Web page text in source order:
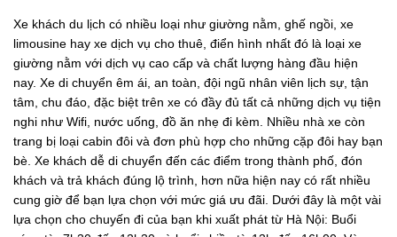
Xe khách du lịch có nhiều loại như giường nằm, ghế ngồi, xe
limousine hay xe dịch vụ cho thuê, điển hình nhất đó là loại xe
giường nằm với dịch vụ cao cấp và chất lượng hàng đầu hiện
nay. Xe di chuyển êm ái, an toàn, đội ngũ nhân viên lịch sự, tận
tâm, chu đáo, đặc biệt trên xe có đầy đủ tất cả những dịch vụ tiện
nghi như Wifi, nước uống, đồ ăn nhẹ đi kèm. Nhiều nhà xe còn
trang bị loại cabin đôi và đơn phù hợp cho những cặp đôi hay bạn
bè. Xe khách dễ di chuyển đến các điểm trong thành phố, đón
khách và trả khách đúng lộ trình, hơn nữa hiện nay có rất nhiều
cung giờ để bạn lựa chọn với mức giá ưu đãi. Dưới đây là một vài
lựa chọn cho chuyến đi của bạn khi xuất phát từ Hà Nội: Buổi